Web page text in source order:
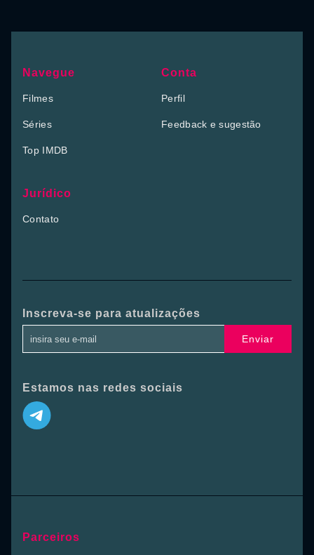
Navegue
Filmes
Séries
Top IMDB
Conta
Perfil
Feedback e sugestão
Jurídico
Contato
Inscreva-se para atualizações
Enviar
Estamos nas redes sociais
Parceiros